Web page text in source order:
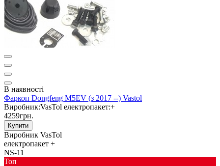
В наявності
Фаркоп Dongfeng M5EV (з 2017 --) Vastol
Виробник:VasTol електропакет:+
4259грн.
Купити
Виробник VasTol
електропакет +
NS-11
Toп